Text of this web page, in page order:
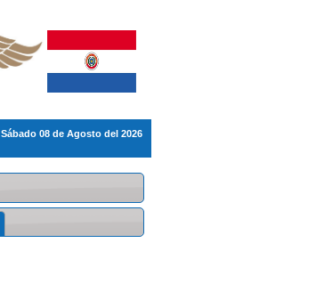
Sábado 08 de Agosto del 2026